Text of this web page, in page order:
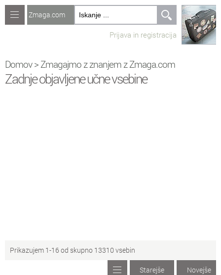
Računalništvo
Recepti
Naredi sam
Zmaga.com
Prijava in registracija
Domov> Zmagajmo z znanjem z Zmaga.com
Zadnje objavljene učne vsebine
Prikazujem 1-16 od skupno 13310 vsebin
Novejše
Starejše